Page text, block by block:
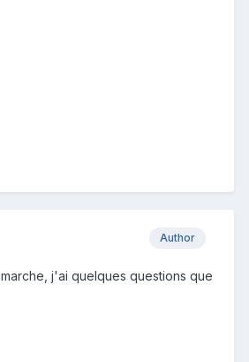
Author
j'ai quelques questions que